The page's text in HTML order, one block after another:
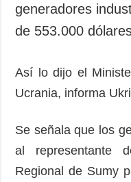
generadores
de 553.000
Así lo dijo el
Ucrania, informa
Se señala que los
al representante
Regional de Sumy